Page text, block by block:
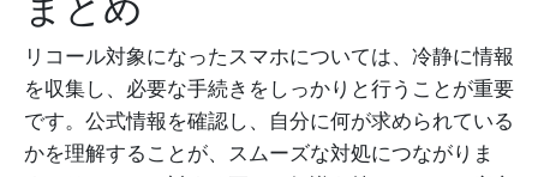
リコール対象になったスマホについては、冷静に情報
を収集し、必要な手続きをしっかりと行うことが重要
です。公式情報を確認し、自分に何が求められている
かを理解することが、スムーズな対処につながりま